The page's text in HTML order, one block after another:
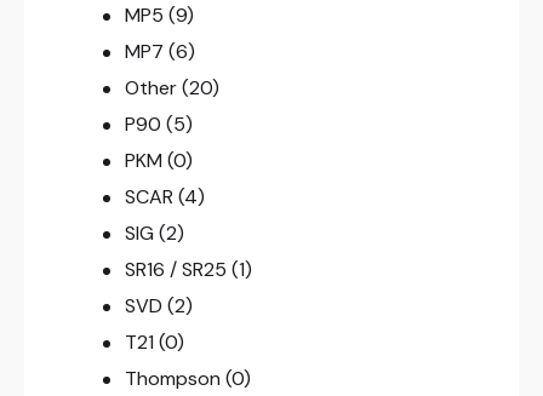
MP5 (9)
MP7 (6)
Other (20)
P90 (5)
PKM (0)
SCAR (4)
SIG (2)
SR16 / SR25 (1)
SVD (2)
T21 (0)
Thompson (0)